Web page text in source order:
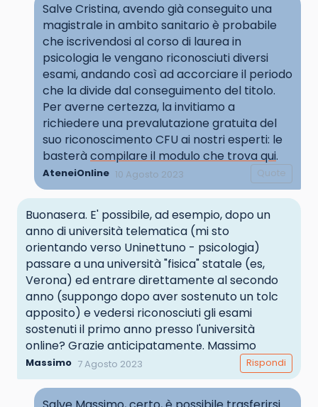
Salve Cristina, avendo già conseguito una
magistrale in ambito sanitario è probabile
che iscrivendosi al corso di laurea in
psicologia le vengano riconosciuti diversi
esami, andando così ad accorciare il periodo
che la divide dal conseguimento del titolo.
Per averne certezza, la invitiamo a
richiedere una prevalutazione gratuita del
suo riconoscimento CFU ai nostri esperti: le
basterà compilare il modulo che trova qui.
AteneiOnline 10 Agosto 2023 Quote
Buonasera. E' possibile, ad esempio, dopo un
anno di università telematica (mi sto
orientando verso Uninettuno - psicologia)
passare a una università "fisica" statale (es,
Verona) ed entrare direttamente al secondo
anno (suppongo dopo aver sostenuto un tolc
apposito) e vedersi riconosciuti gli esami
sostenuti il primo anno presso l'università
online? Grazie anticipatamente. Massimo
Massimo 7 Agosto 2023 Rispondi